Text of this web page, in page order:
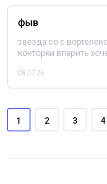
фыв
звезда со с
конторки впарить
08.07.26
1 2 3 4